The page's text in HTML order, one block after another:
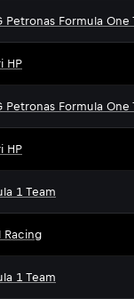
Petronas Formula One
HP
Petronas Formula One
HP
1 Team
Racing
1 Team